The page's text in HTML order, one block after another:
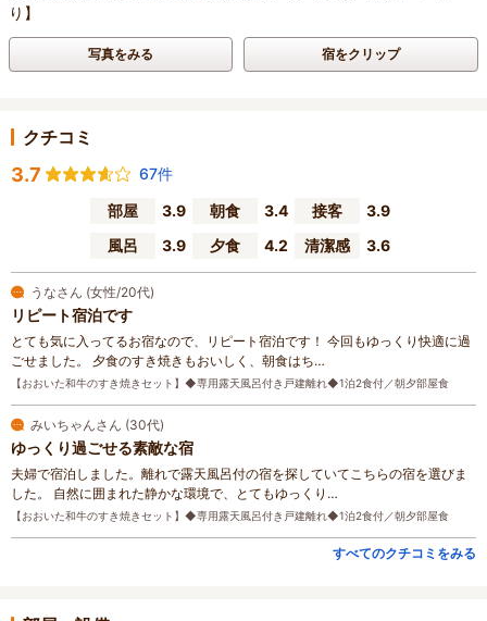
り】
写真をみる 宿をクリップ
クチコミ
3.7
67件
部屋
3.9 朝食 3.4 接客
3.9
風呂
3.9 夕食 4.2 清潔感 3.6
うなさん (女性/20代)
リピート宿泊です
とても気に入ってるお宿なので、リピート宿泊です！ 今回もゆっくり快適に過
ごせました。 夕食のすき焼きもおいしく、朝食はち…
【おおいた和牛のすき焼きセット】◆専用露天風呂付き戸建離れ◆1泊2食付／朝夕部屋食
みいちゃんさん (30代)
ゆっくり過ごせる素敵な宿
夫婦で宿泊しました。離れで露天風呂付の宿を探していてこちらの宿を選びま
した。 自然に囲まれた静かな環境で、とてもゆっくり…
【おおいた和牛のすき焼きセット】◆専用露天風呂付き戸建離れ◆1泊2食付／朝夕部屋食
すべてのクチコミをみる